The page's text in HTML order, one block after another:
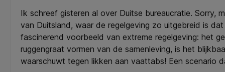
Ik schreef gisteren al over Duitse bureaucratie. Sorry,
van Duitsland, waar de regelgeving zo uitgebreid is
fascinerend voorbeeld van extreme regelgeving: het
ruggengraat vormen van de samenleving, is het
waarschuwt tegen likken aan vaattabs! Een scenario